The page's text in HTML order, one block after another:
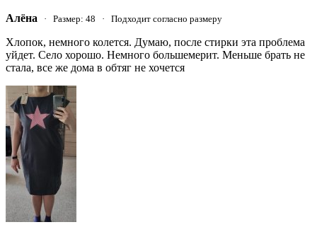
Алёна · Размер: 48 · Подходит согласно размеру
Хлопок, немного колется. Думаю, после стирки эта проблема
уйдет. Село хорошо. Немного большемерит. Меньше брать не
стала, все же дома в обтяг не хочется